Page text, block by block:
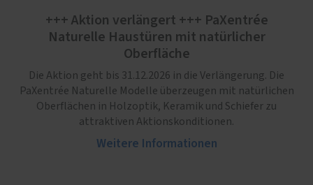
+++ Aktion verlängert +++ PaXentrée
Naturelle Haustüren mit natürlicher
Oberfläche
Die Aktion geht bis 31.12.2026 in die Verlängerung. Die
PaXentrée Naturelle Modelle überzeugen mit natürlichen
Oberflächen in Holzoptik, Keramik und Schiefer zu
attraktiven Aktionskonditionen.
Weitere Informationen